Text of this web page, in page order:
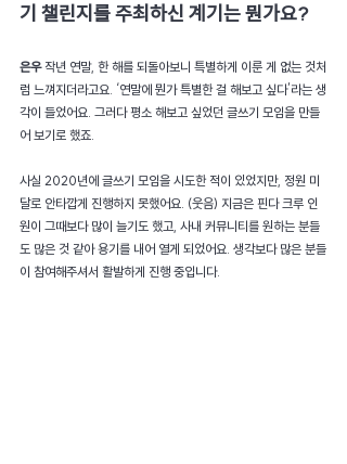
기 챌린지를 주최하신 계기는 뭔가요?
은우 작년 연말, 한 해를 되돌아보니 특별하게 이룬 게 없는 것처
럼 느껴지더라고요. ‘연말에 뭔가 특별한 걸 해보고 싶다’라는 생
각이 들었어요. 그러다 평소 해보고 싶었던 글쓰기 모임을 만들
어 보기로 했죠.
사실 2020년에 글쓰기 모임을 시도한 적이 있었지만, 정원 미
달로 안타깝게 진행하지 못했어요. (웃음) 지금은 핀다 크루 인
원이 그때보다 많이 늘기도 했고, 사내 커뮤니티를 원하는 분들
도 많은 것 같아 용기를 내어 열게 되었어요. 생각보다 많은 분들
이 참여해주셔서 활발하게 진행 중입니다.